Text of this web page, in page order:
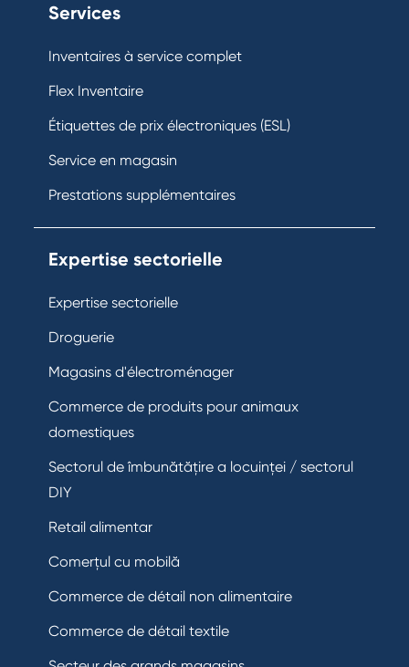
Services
Inventaires à service complet
Flex Inventaire
Étiquettes de prix électroniques (ESL)
Service en magasin
Prestations supplémentaires
Expertise sectorielle
Expertise sectorielle
Droguerie
Magasins d'électroménager
Commerce de produits pour animaux
domestiques
Sectorul de îmbunătățire a locuinței / sectorul
DIY
Retail alimentar
Comerțul cu mobilă
Commerce de détail non alimentaire
Commerce de détail textile